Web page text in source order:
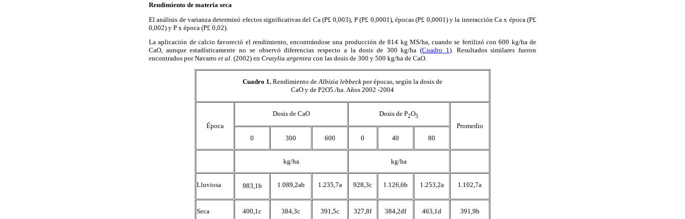
Rendimiento de materia seca
El análisis de varianza determinó efectos significativas del Ca (P£ 0,003), P (P£ 0,0001), épocas (P£ 0,0001) y la interacción Ca x época (P£
0,002) y P x época (P£ 0,02).
La aplicación de calcio favoreció el rendimiento, encontrándose una producción de 814 kg MS/ha, cuando se fertilizó con 600 kg/ha de
CaO, aunque estadísticamente no se observó diferencias respecto a la dosis de 300 kg/ha (Cuadro 1). Resultados similares fueron
encontrados por Navarro et al. (2002) en Cratylia argentea con las dosis de 300 y 500 kg/ha de CaO.
Cuadro 1. Rendimiento de Albizia lebbeck por épocas, según la dosis de
CaO y de P2O5./ha. Años 2002 -2004
Época
Dosis de CaO Dosis de P2O5
Promedio
0
300 600 0 40 80
kg/ha kg/ha
Lluviosa 983,1b 1.089,2ab 1.235,7a 928,3c 1.126,6b 1.253,2a 1.102,7a
Seca 400,1c 384,3c 391,5c 327,8f 384,2df 463,1d 391,9b